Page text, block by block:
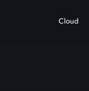
Cloud